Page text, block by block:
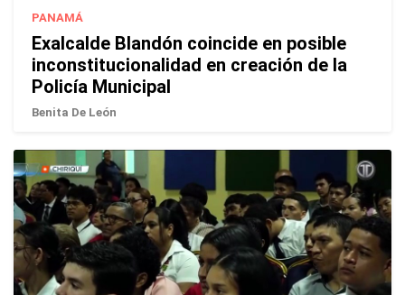
PANAMÁ
Exalcalde Blandón coincide en posible
inconstitucionalidad en creación de la
Policía Municipal
Benita De León